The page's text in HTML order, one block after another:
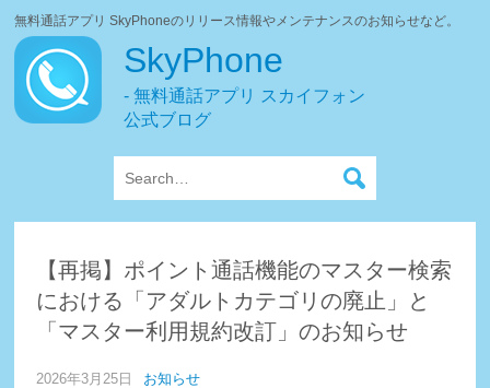
無料通話アプリ SkyPhoneのリリース情報やメンテナンスのお知らせなど。
SkyPhone
- 無料通話アプリ スカイフォン
公式ブログ
【再掲】ポイント通話機能のマスター検索
における「アダルトカテゴリの廃止」と
「マスター利用規約改訂」のお知らせ
2026年3月25日 お知らせ